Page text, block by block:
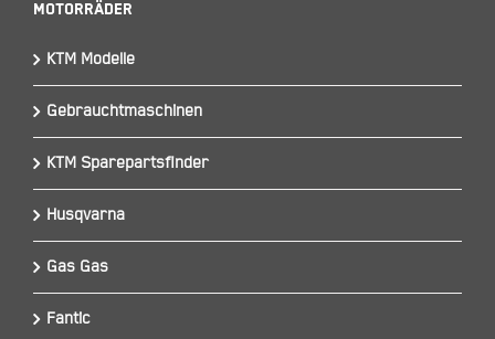
Motorräder
KTM Modelle
Gebrauchtmaschinen
KTM Sparepartsfinder
Husqvarna
Gas Gas
Fantic